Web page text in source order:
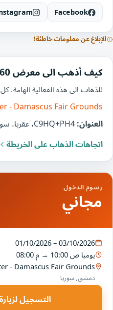
Facebook
الإبلاغ عن معلومات خاطئة!
كيف أذهب الى معرض 360 فود سوريا
للذهاب الى هذه الفعالية الهامة،
- Damascus Fair Grounds
العنوان:
اتجاهات الذهاب على الخريطة
رسوم الدخول
مجاني
01/10/2026 – 03/10/2026
يوميا10:00 ص →08:00 م
- Damascus Fair Grounds
دمشق, سوريا
التسجيل